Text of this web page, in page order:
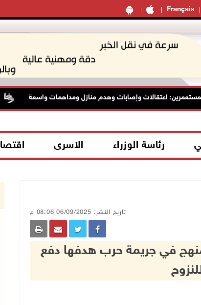
Français
اعتقالات وإصابات وهدم منازل ومداهمات واسعة
رئاسة الوزراء الاسرى
تاريخ النشر: 06/09/2025 08:06 م
في جريمة حرب هدفها دفع